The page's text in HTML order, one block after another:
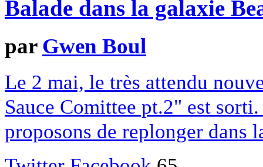
Balade dans la galaxie
par Gwen Boul
Le 2 mai, le très attendu
Sauce Comittee pt.2" est
proposons de replonger dans